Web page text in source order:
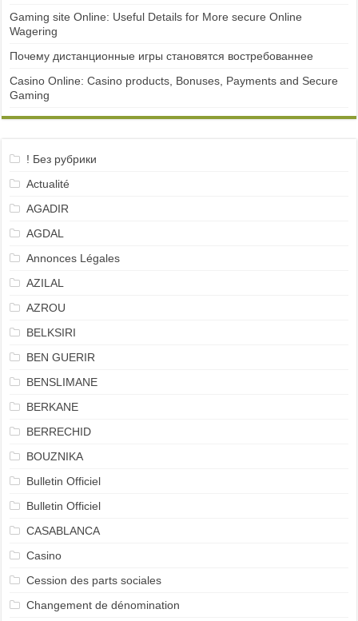
Gaming site Online: Useful Details for More secure Online
Wagering
Почему дистанционные игры становятся востребованнее
Casino Online: Casino products, Bonuses, Payments and Secure
Gaming
! Без рубрики
Actualité
AGADIR
AGDAL
Annonces Légales
AZILAL
AZROU
BELKSIRI
BEN GUERIR
BENSLIMANE
BERKANE
BERRECHID
BOUZNIKA
Bulletin Officiel
Bulletin Officiel
CASABLANCA
Casino
Cession des parts sociales
Changement de dénomination